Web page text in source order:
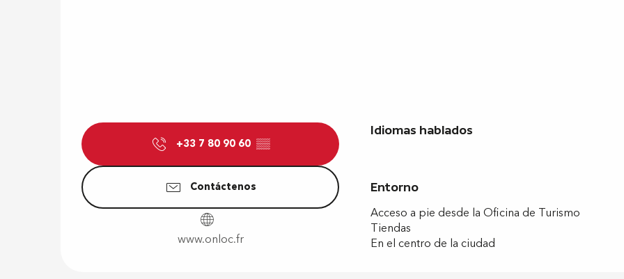
+33 7 80 90 60 ▒▒
Contáctenos
www.onloc.fr
Idiomas hablados
Idiomas hablados
Entorno
Entorno
Acceso a pie desde la Oficina de Turismo
Tiendas
En el centro de la ciudad